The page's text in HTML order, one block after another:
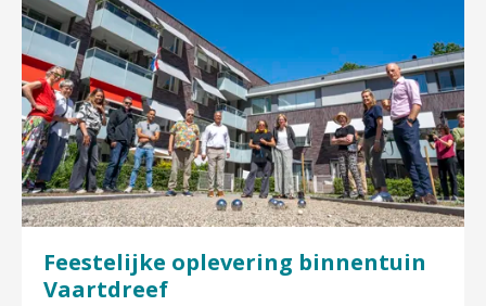
Feestelijke oplevering binnentuin
Vaartdreef